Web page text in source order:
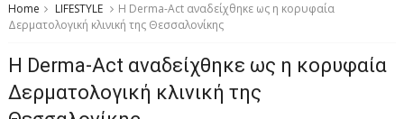
Home LIFESTYLE
Η Derma-Act αναδείχθηκε ως η κορυφαία
Δερματολογική κλινική της Θεσσαλονίκης
Η Derma-Act αναδείχθηκε ως η κορυφαία
Δερματολογική κλινική της